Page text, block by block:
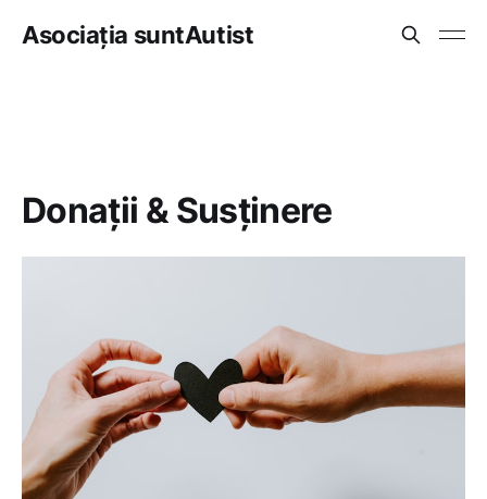
Asociația suntAutist
Donații & Susținere